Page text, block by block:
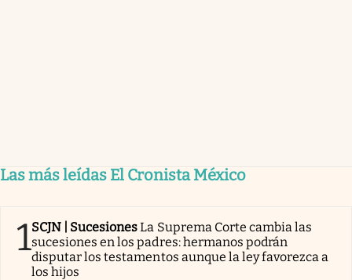
Las más leídas El Cronista México
1SCJN | SucesionesLa Suprema Corte cambia las
sucesiones en los padres: hermanos podrán
disputar los testamentos aunque la ley favorezca a
los hijos